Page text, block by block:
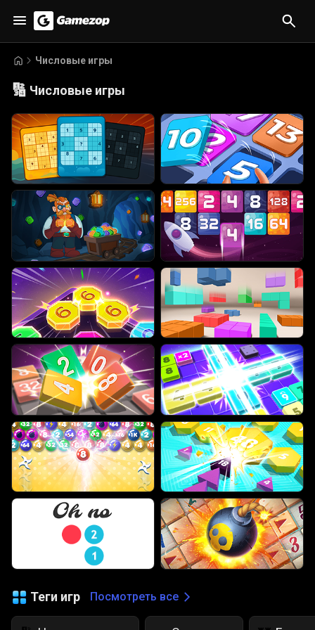
Числовые игры
🔢 Числовые игры
Теги игр Посмотреть все